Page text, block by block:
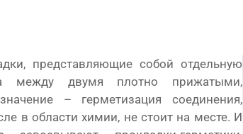
представляющие собой отдельную
между двумя плотно прижатыми,
– герметизация соединения,
в области химии, не стоит на месте. И